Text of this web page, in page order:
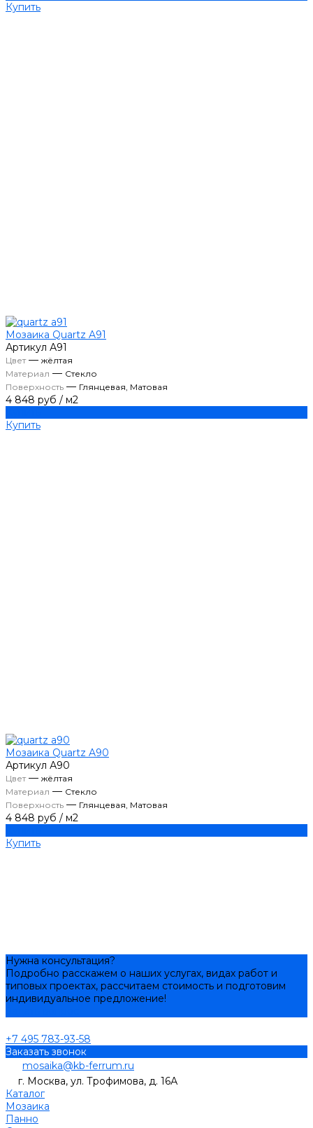
Купить
Мозаика Quartz A91
Артикул А91
Цвет— жёлтая
Материал — Стекло
Поверхность — Глянцевая, Матовая
4 848 руб / м2
Купить
Мозаика Quartz A90
Артикул А90
Цвет— жёлтая
Материал — Стекло
Поверхность — Глянцевая, Матовая
4 848 руб / м2
Купить
Нужна консультация?
Подробно расскажем о наших услугах, видах работ и
типовых проектах, рассчитаем стоимость и подготовим
индивидуальное предложение!
+7 495 783-93-58
Заказать звонок
mosaika@kb-ferrum.ru
г. Москва, ул. Трофимова, д. 16А
Каталог
Мозаика
Панно